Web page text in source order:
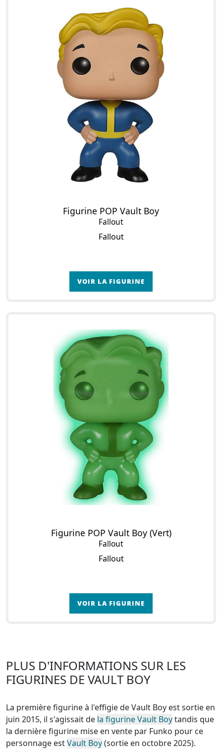
Figurine POP Vault Boy
Fallout
Fallout
VOIR LA FIGURINE
Figurine POP Vault Boy (Vert)
Fallout
Fallout
VOIR LA FIGURINE
PLUS D'INFORMATIONS SUR LES
FIGURINES DE VAULT BOY
La première figurine à l'effigie de Vault Boy est sortie en
juin 2015, il s'agissait de la figurine Vault Boytandis que
la dernière figurine mise en vente par Funko pour ce
personnage estVault Boy(sortie en octobre 2025).